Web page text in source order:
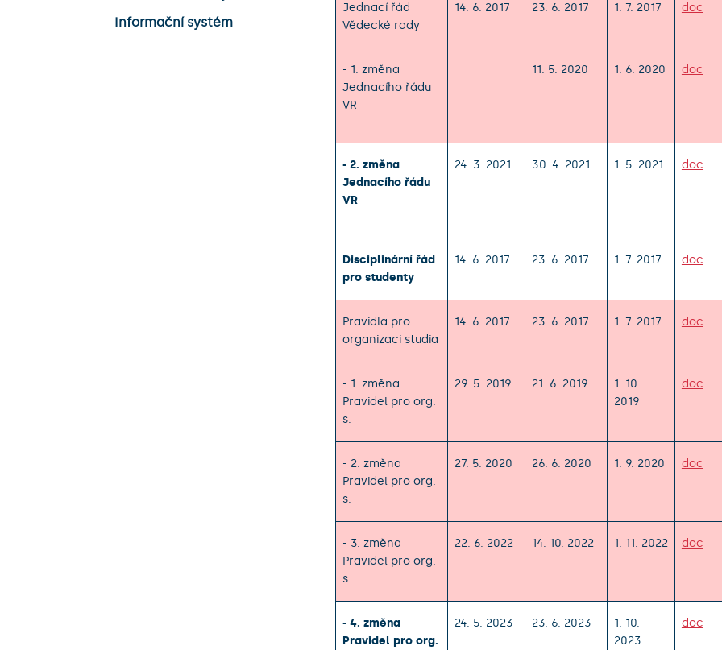
Informační systém
Jednací řád
Vědecké rady
14. 6. 2017 23. 6. 2017 1. 7. 2017 doc
- 1. změna
Jednacího řádu
VR
11. 5. 2020 1. 6. 2020 doc
- 2. změna
Jednacího řádu
VR
24. 3. 2021 30. 4. 2021 1. 5. 2021 doc
Disciplinární řád
pro studenty
14. 6. 2017 23. 6. 2017 1. 7. 2017 doc
Pravidla pro
organizaci studia
14. 6. 2017 23. 6. 2017 1. 7. 2017 doc
- 1. změna
Pravidel pro org.
s.
29. 5. 2019 21. 6. 2019
1. 10.
2019
doc
- 2. změna
Pravidel pro org.
s.
27. 5. 2020 26. 6. 2020 1. 9. 2020 doc
- 3. změna
Pravidel pro org.
s.
22. 6. 2022 14. 10. 2022 1. 11. 2022 doc
- 4. změna
Pravidel pro org.
24. 5. 2023 23. 6. 2023
1. 10.
2023
doc